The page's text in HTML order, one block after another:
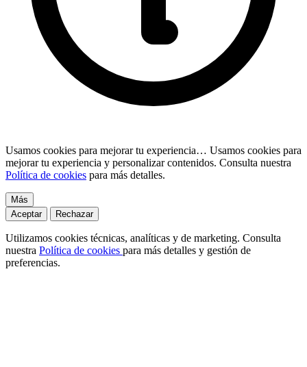
Usamos cookies para mejorar tu experiencia… Usamos cookies para
mejorar tu experiencia y personalizar contenidos. Consulta nuestra
Política de cookies para más detalles.
Más
Aceptar
Rechazar
Utilizamos cookies técnicas, analíticas y de marketing. Consulta
nuestra Política de cookies para más detalles y gestión de
preferencias.